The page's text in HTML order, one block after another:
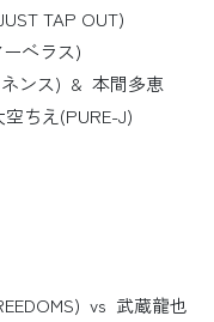
TAP OUT)
ベラス)
ネンス) & 本間多恵
ちえ(PURE-J)
vs 武蔵龍也